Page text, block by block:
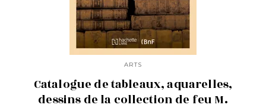
ARTS
Catalogue de tableaux, aquarelles,
dessins de la collection de feu M.